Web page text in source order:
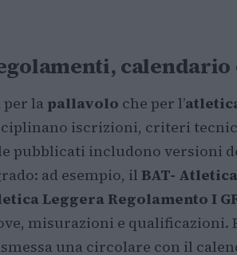
per la pallavolo che per l’
iscrizioni, criteri
pubblicati includono versioni
ad esempio, il BAT-
Leggera Regolamento I
misurazioni e qualificazioni.
una circolare con il